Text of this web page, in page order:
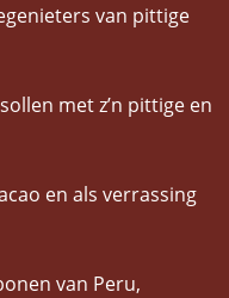
van pittige
met z’n pittige en
en als verrassing
van Peru,